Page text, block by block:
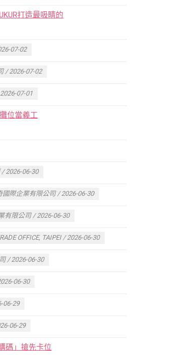
打造最吸睛的
07-02
/ 2026-07-02
07-01
位當義工
2026-06-30
國際企業有限公司 / 2026-06-30
有限公司 / 2026-06-30
OFFICE, TAIPEI / 2026-06-30
/ 2026-06-30
06-30
06-29
06-29
碼」搶先卡位